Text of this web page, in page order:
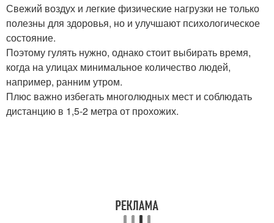
Свежий воздух и легкие физические нагрузки не только
полезны для здоровья, но и улучшают психологическое
состояние.
Поэтому гулять нужно, однако стоит выбирать время,
когда на улицах минимальное количество людей,
например, ранним утром.
Плюс важно избегать многолюдных мест и соблюдать
дистанцию в 1,5-2 метра от прохожих.